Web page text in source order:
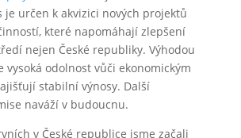
je určen k akvizici nových projektů
které napomáhají zlepšení
nejen České republiky. Výhodou
vysoká odolnost vůči ekonomickým
stabilní výnosy. Další
naváží v budoucnu.
v České republice jsme začali